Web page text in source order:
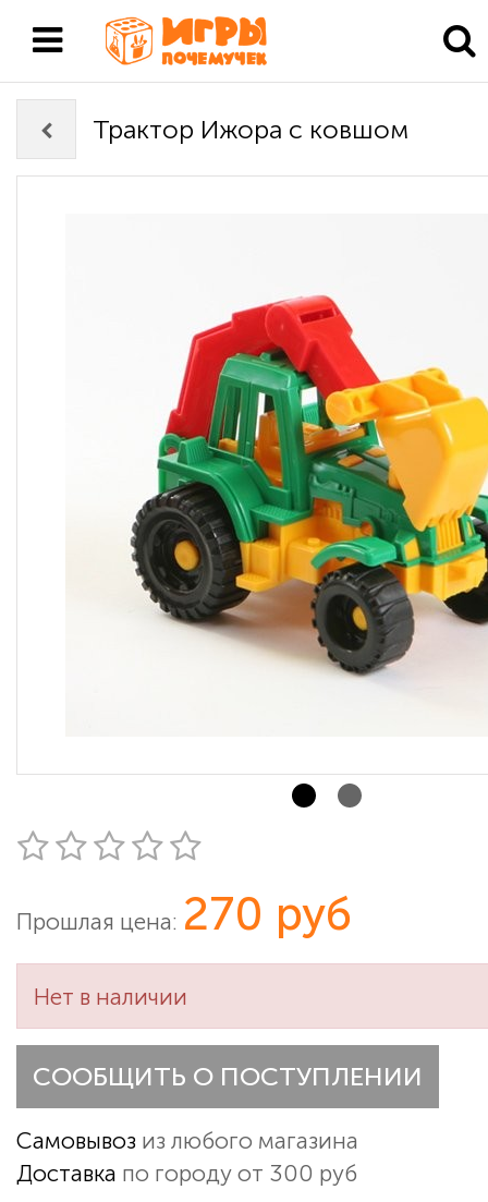
Трактор Ижора с ковшом
Прошлая цена: 270 руб
Нет в наличии
СООБЩИТЬ О ПОСТУПЛЕНИИ
Самовывоз из любого магазина
Доставка по городу от 300 руб